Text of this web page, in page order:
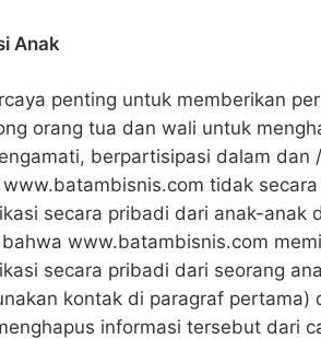
Anak
penting untuk memberikan
orang tua dan wali untuk
berpartisipasi dalam
www.batambisnis.com tidak
secara pribadi dari anak-anak
www.batambisnis.com
secara pribadi dari seorang
kontak di paragraf
informasi tersebut dari